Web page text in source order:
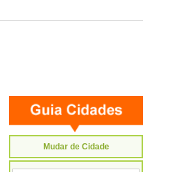
Mudar de Cidade